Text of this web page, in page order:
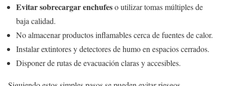
Evitar sobrecargar enchufeso utilizar tomas múltiples de
baja calidad.
No almacenar productos inflamables cerca de fuentes de calor.
Instalar extintores y detectores de humo en espacios cerrados.
Disponer de rutas de evacuación claras y accesibles.